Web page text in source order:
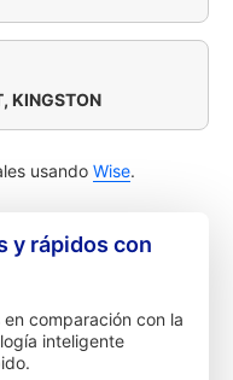
KINGSTON
usando Wise.
y rápidos con
comparación con la
inteligente